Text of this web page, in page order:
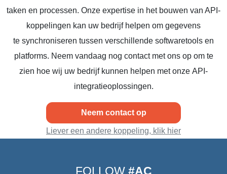
taken en processen. Onze expertise in het bouwen van API-
koppelingen kan uw bedrijf helpen om gegevens
te synchroniseren tussen verschillende softwaretools en
platforms. Neem vandaag nog contact met ons op om te
zien hoe wij uw bedrijf kunnen helpen met onze API-
integratieoplossingen.
Neem contact op
Liever een andere koppeling, klik hier
FOLLOW #AC